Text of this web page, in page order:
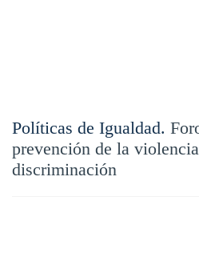
Políticas de Igualdad.
prevención de la
discriminación